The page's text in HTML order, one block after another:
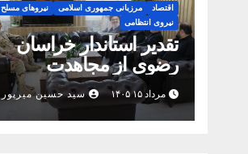
اقتصاد مرزبانی جمهوری اسلامی
نیروهای مسلح
نیروی انتظامی
تقدیر استاندار خراسان
رضوی از مجاهدت
مرزبانان
مرداد ۱۵ ۱۴۰۵ سید حسین میرپور